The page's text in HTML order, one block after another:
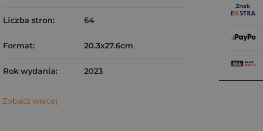
Liczba stron: 64
Format: 20.3x27.6cm
Rok wydania: 2023
Zobacz więcej